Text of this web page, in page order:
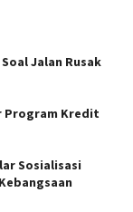
Jalan Rusak
Program Kredit
Sosialisasi